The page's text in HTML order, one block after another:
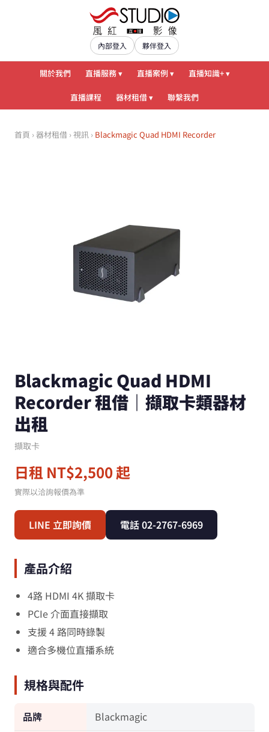
內部登入 夥伴登入
關於我們 直播服務 ▾ 直播案例 ▾ 直播知識+ ▾
直播課程 器材租借 ▾ 聯繫我們
首頁 ›器材租借 ›視訊 › Blackmagic Quad HDMI Recorder
Blackmagic Quad HDMI
Recorder 租借｜擷取卡類器材
出租
擷取卡
日租 NT$2,500 起
實際以洽詢報價為準
LINE 立即詢價 電話 02-2767-6969
產品介紹
4路 HDMI 4K 擷取卡
PCIe 介面直接擷取
支援 4 路同時錄製
適合多機位直播系統
規格與配件
品牌
Blackmagic